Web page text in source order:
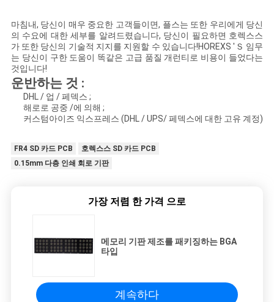
마침내, 당신이 매우 중요한 고객들이면, 플스는 또한 우리에게 당신
의 수요에 대한 세부를 알려드렸습니다, 당신이 필요하면 호렉스스
가 또한 당신의 기술적 지지를 지원할 수 있습니다!HOREXS 'Ｓ 임무
는 당신이 구한 도움이 똑같은 고급 품질 개런티로 비용이 들었다는
것입니다!
운반하는 것 :
DHL / 업 / 페덱스 ;
해로로 공중 /에 의해 ;
커스텀아이즈 익스프레스 (DHL / UPS/ 페덱스에 대한 고유 계정)
FR4 SD 카드 PCB
호렉스스 SD 카드 PCB
0.15mm 다층 인쇄 회로 기판
가장 저렴 한 가격 으로
메모리 기판 제조를 패키징하는 BGA
타입
계속하다